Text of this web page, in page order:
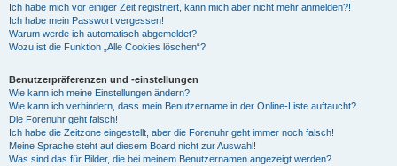
Ich habe mich vor einiger Zeit registriert, kann mich aber nicht mehr anmelden?!
Ich habe mein Passwort vergessen!
Warum werde ich automatisch abgemeldet?
Wozu ist die Funktion „Alle Cookies löschen“?
Benutzerpräferenzen und -einstellungen
Wie kann ich meine Einstellungen ändern?
Wie kann ich verhindern, dass mein Benutzername in der Online-Liste auftaucht?
Die Forenuhr geht falsch!
Ich habe die Zeitzone eingestellt, aber die Forenuhr geht immer noch falsch!
Meine Sprache steht auf diesem Board nicht zur Auswahl!
Was sind das für Bilder, die bei meinem Benutzernamen angezeigt werden?